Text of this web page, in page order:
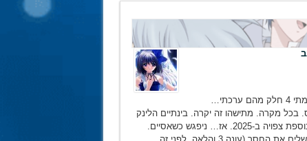
זה ייקח זמן. כי אני, עצמי ואנוכי צריכים לעשות את הכול לבד. אז תרגמתי 4 חלק מהם ערכתי…
אנטיוכוס. בכל מקרה. מתישהו זה יקרה. בינתיים הלינק
לעמוד, המשרת השחור: ארק בית הספר ועוד בשורה משמחת: עונה נוספת צפויה ב-2025. אז… ניפגש כשאסיים.